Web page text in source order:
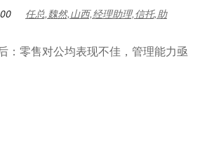
任总,魏然,山西,经理助理,信托,助